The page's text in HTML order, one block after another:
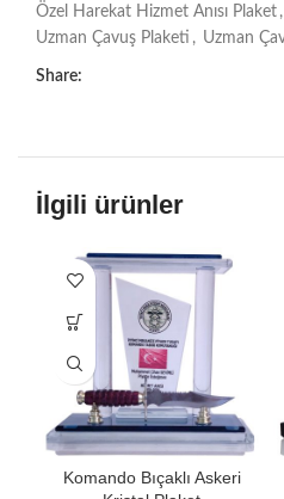
Özel Harekat Hizmet Anısı Plaket ,
Uzman Çavuş Plaketi , Uzman
Share:
İlgili ürünler
Komando Bıçaklı Askeri